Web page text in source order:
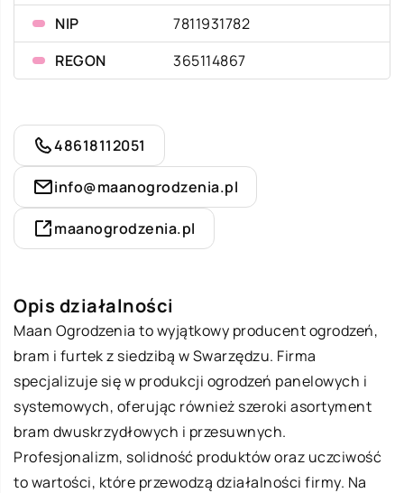
NIP
7811931782
REGON
365114867
48618112051
info@maanogrodzenia.pl
maanogrodzenia.pl
Opis działalności
Maan Ogrodzenia to wyjątkowy producent ogrodzeń,
bram i furtek z siedzibą w Swarzędzu. Firma
specjalizuje się w produkcji ogrodzeń panelowych i
systemowych, oferując również szeroki asortyment
bram dwuskrzydłowych i przesuwnych.
Profesjonalizm, solidność produktów oraz uczciwość
to wartości, które przewodzą działalności firmy. Na